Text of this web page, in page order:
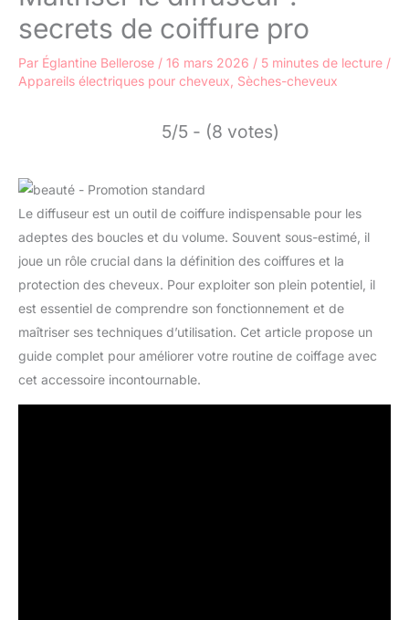
secrets de coiffure pro
Par Églantine Bellerose / 16 mars 2026 / 5 minutes de lecture /
Appareils électriques pour cheveux Sèches-cheveux
5/5 - (8 votes)
Le diffuseur est un outil de coiffure indispensable pour les
adeptes des boucles et du volume. Souvent sous-estimé, il
joue un rôle crucial dans la définition des coiffures et la
protection des cheveux. Pour exploiter son plein potentiel, il
est essentiel de comprendre son fonctionnement et de
maîtriser ses techniques d’utilisation. Cet article propose un
guide complet pour améliorer votre routine de coiffage avec
cet accessoire incontournable.